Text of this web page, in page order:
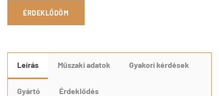
ÉRDEKLŐDÖM
Leírás Műszaki adatok Gyakori kérdések
Gyártó Érdeklődés